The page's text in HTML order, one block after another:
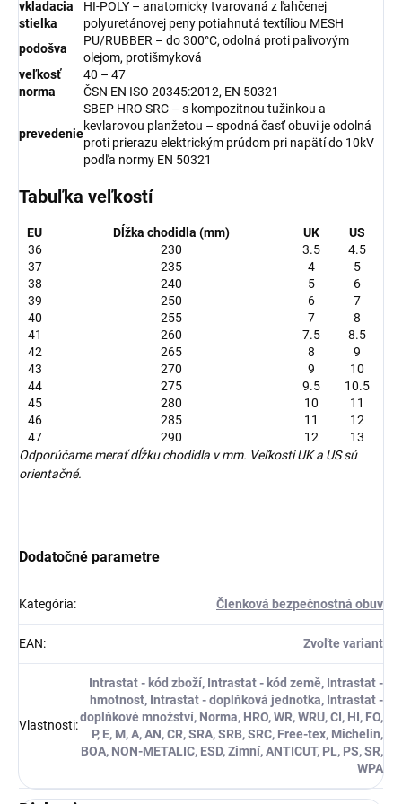
vkladacia
stielka
HI-POLY – anatomicky tvarovaná z ľahčenej
polyuretánovej peny potiahnutá textíliou MESH
podošva
PU/RUBBER – do 300°C, odolná proti palivovým
olejom, protišmyková
veľkosť
40 – 47
norma
ČSN EN ISO 20345:2012, EN 50321
prevedenie
SBEP HRO SRC – s kompozitnou tužinkou a
kevlarovou planžetou – spodná časť obuvi je odolná
proti prierazu elektrickým prúdom pri napätí do 10kV
podľa normy EN 50321
Tabuľka veľkostí
EU Dĺžka chodidla (mm) UK
US
36
230 3.5
4.5
37
235 4
5
38
240 5
6
39
250 6
7
40
255 7
8
41
260 7.5
8.5
42
265 8
9
43
270 9
10
44
275 9.5
10.5
45
280 10
11
46
285 11
12
47
290 12
13
Odporúčame merať dĺžku chodidla v mm. Veľkosti UK a US sú
orientačné.
Dodatočné parametre
Kategória: Členková bezpečnostná obuv
EAN: Zvoľte variant
Vlastnosti:
Intrastat - kód zboží, Intrastat - kód země, Intrastat -
hmotnost, Intrastat - doplňková jednotka, Intrastat -
doplňkové množství, Norma, HRO, WR, WRU, CI, HI, FO,
P, E, M, A, AN, CR, SRA, SRB, SRC, Free-tex, Michelin,
BOA, NON-METALIC, ESD, Zimní, ANTICUT, PL, PS, SR,
WPA